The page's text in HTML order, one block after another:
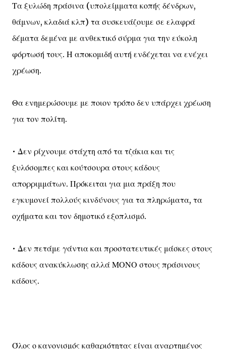
Τα ξυλώδη πράσινα (υπολείμματα κοπής δένδρων,
θάμνων, κλαδιά κλπ) τα συσκευάζουμε σε ελαφρά
δέματα δεμένα με ανθεκτικό σύρμα για την εύκολη
φόρτωσή τους. Η αποκομιδή αυτή ενδέχεται να ενέχει
χρέωση.
Θα ενημερώσουμε με ποιον τρόπο δεν υπάρχει χρέωση
για τον πολίτη.
• Δεν ρίχνουμε στάχτη από τα τζάκια και τις
ξυλόσομπες και κούτσουρα στους κάδους
απορριμμάτων. Πρόκειται για μια πράξη που
εγκυμονεί πολλούς κινδύνους για τα πληρώματα, τα
οχήματα και τον δημοτικό εξοπλισμό.
• Δεν πετάμε γάντια και προστατευτικές μάσκες στους
κάδους ανακύκλωσης αλλά ΜΟΝΟ στους πράσινους
κάδους.
Όλος ο κανονισμός καθαριότητας είναι αναρτημένος